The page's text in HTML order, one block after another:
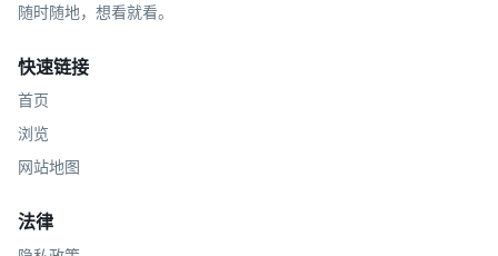
随时随地，想看就看。
快速链接
首页
浏览
网站地图
法律